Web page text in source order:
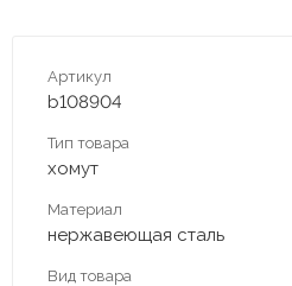
Артикул
b108904
Тип товара
хомут
Материал
нержавеющая сталь
Вид товара